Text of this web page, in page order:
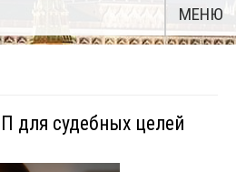
МЕНЮ
для судебных целей